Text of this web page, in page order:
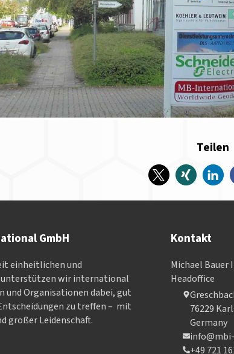
Teilen
GmbH
einheitlichen und
un­ter­stüt­zen wir in­ter­na­tional
und Or­ga­nisa­tionen dabei, gut
zu treffen – mit
großer Leidenschaft.
Kontakt
Michael
Headoffice
76229
Germany
+49 721